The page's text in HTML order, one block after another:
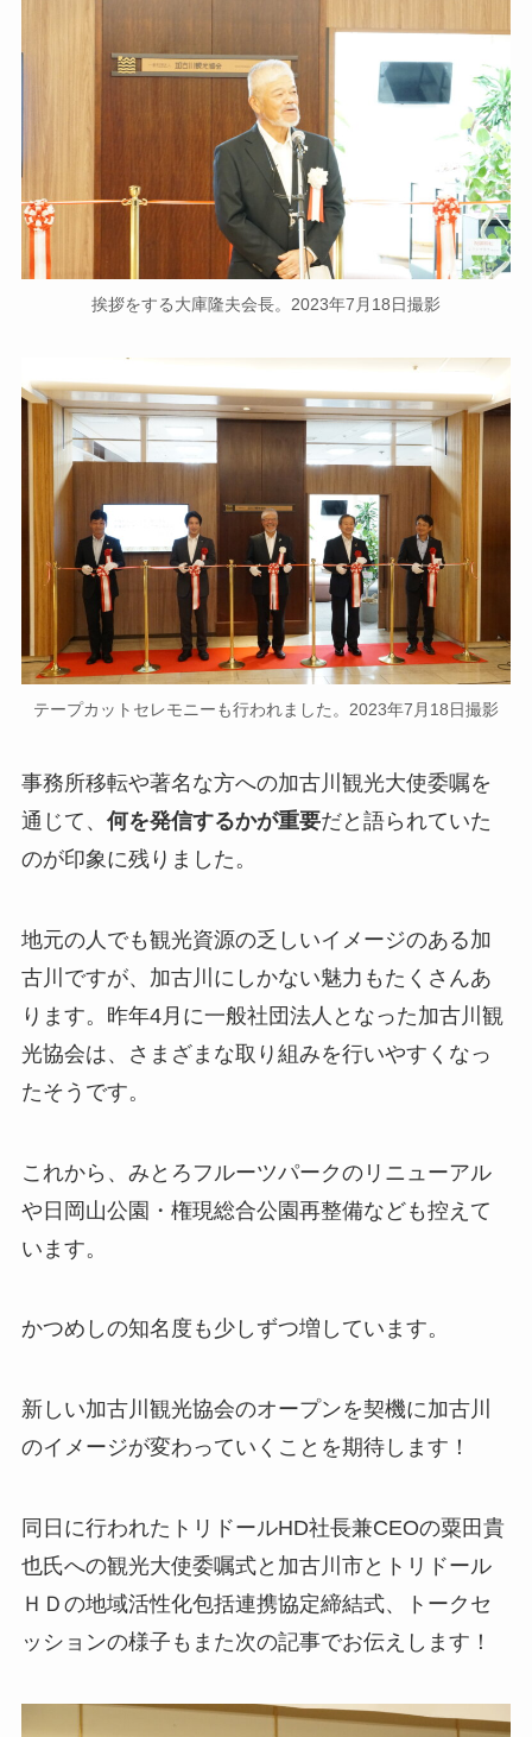
挨拶をする大庫隆夫会長。2023年7月18日撮影
テープカットセレモニーも行われました。2023年7月18日撮影
事務所移転や著名な方への加古川観光大使委嘱を
通じて、 何を発信するかが重要だと語られていた
のが印象に残りました。
地元の人でも観光資源の乏しいイメージのある加
古川ですが、加古川にしかない魅力もたくさんあ
ります。昨年4月に一般社団法人となった加古川観
光協会は、さまざまな取り組みを行いやすくなっ
たそうです。
これから、みとろフルーツパークのリニューアル
や日岡山公園・権現総合公園再整備なども控えて
います。
かつめしの知名度も少しずつ増しています。
新しい加古川観光協会のオープンを契機に加古川
のイメージが変わっていくことを期待します！
同日に行われたトリドールHD社長兼CEOの粟田貴
也氏への観光大使委嘱式と加古川市とトリドール
ＨＤの地域活性化包括連携協定締結式、トークセ
ッションの様子もまた次の記事でお伝えします！